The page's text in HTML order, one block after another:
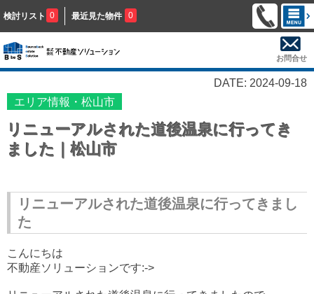
検討リスト 0 最近見た物件 0
お問合せ
DATE: 2024-09-18
エリア情報・松山市
リニューアルされた道後温泉に行ってき
ました｜松山市
リニューアルされた道後温泉に行ってきまし
た
こんにちは
不動産ソリューションです:->